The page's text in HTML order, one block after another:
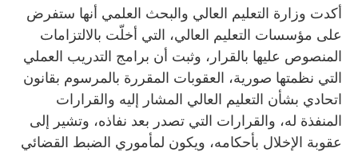
أكدت وزارة التعليم العالي والبحث العلمي أنها ستفرض
على مؤسسات التعليم العالي، التي أخلّت بالالتزامات
المنصوص عليها بالقرار، وثبت أن برامج التدريب العملي
التي نظمتها صورية، العقوبات المقررة بالمرسوم بقانون
اتحادي بشأن التعليم العالي المشار إليه والقرارات
المنفذة له، والقرارات التي تصدر بعد نفاذه، وتشير إلى
عقوبة الإخلال بأحكامه، ويكون لمأموري الضبط القضائي